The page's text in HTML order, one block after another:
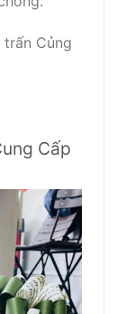
Củng
Cấp